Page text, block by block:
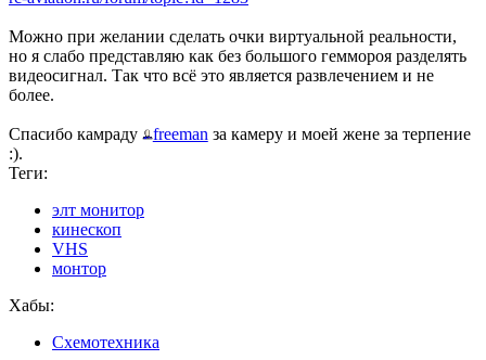
Можно при желании сделать очки виртуальной реальности,
но я слабо представляю как без большого геммороя разделять
видеосигнал. Так что всё это является развлечением и не
более.
Спасибо камраду freeman за камеру и моей жене за терпение
:).
Теги:
элт монитор
кинескоп
VHS
монтор
Хабы:
Схемотехника